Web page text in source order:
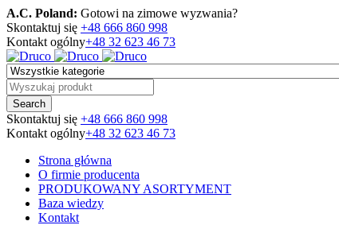
A.C. Poland: Gotowi na zimowe wyzwania?
Skontaktuj się +48 666 860 998
Kontakt ogólny+48 32 623 46 73
Skontaktuj się +48 666 860 998
Kontakt ogólny+48 32 623 46 73
Strona główna
O firmie producenta
PRODUKOWANY ASORTYMENT
Baza wiedzy
Kontakt